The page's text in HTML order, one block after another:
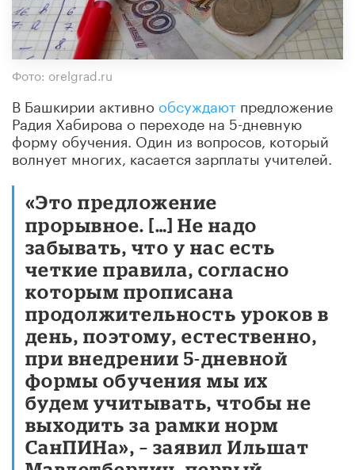
Фото: orelgrad.ru
В Башкирии активно обсуждают предложение
Радия Хабирова о переходе на 5-дневную
форму обучения. Один из вопросов, который
волнует многих, касается зарплаты учителей.
«Это предложение
прорывное. […] Не надо
забывать, что у нас есть
четкие правила, согласно
которым прописана
продолжительность уроков в
день, поэтому, естественно,
при внедрении 5-дневной
формы обучения мы их
будем учитывать, чтобы не
выходить за рамки норм
СанПИНа», – заявил Ильшат